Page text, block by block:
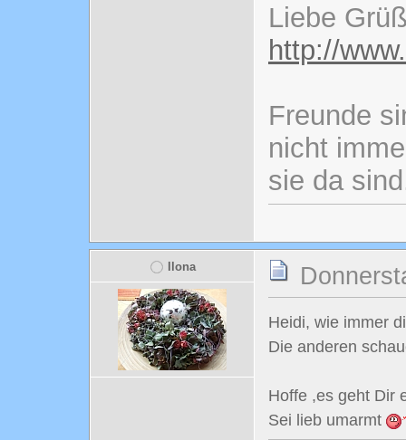
Liebe
http://
Freunde
nicht
sie da
Ilona
Heidi, wie immer
Die anderen
Hoffe ,es geht Dir
Sei lieb umarmt